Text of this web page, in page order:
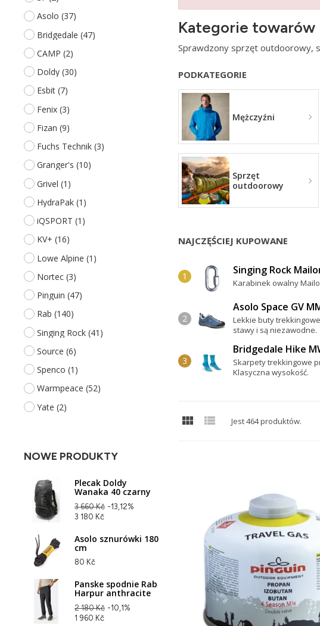
Asolo (37)
Bridgedale (47)
CAMP (2)
Doldy (30)
Esbit (7)
Fenix (3)
Fizan (9)
Fuchs Technik (3)
Granger's (10)
Grivel (1)
HydraPak (1)
iQSPORT (1)
KV+ (16)
Lowe Alpine (1)
Nortec (3)
Pinguin (47)
Rab (140)
Singing Rock (41)
Source (6)
Spenco (1)
Warmpeace (52)
Yate (2)
NOWE PRODUKTY
Plecak Doldy
Wanaka 40 czarny
3 660 Kč -13,12%
3 180 Kč
Asolo sznurówki 180
cm
80 Kč
Panske spodnie Rab
Harpur anthracite
2 180 Kč -10,1%
1 960 Kč
Kategorie towarów
Sprawdzony sprzęt outdoorowy,
PODKATEGORIE
Mężczyźni
Sprzęt
outdoorowy
NAJCZĘŚCIEJ KUPOWANE
Singing Rock
Karabinek owalny
Asolo Space GV
Lekkie buty
stawy i są niezawodne.
Bridgedale Hike
Skarpety trekkingowe
Klasyczna wysokość.
  Jest 464 produktów.